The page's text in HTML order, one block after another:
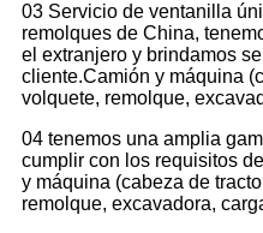
03 Servicio de ventanilla
remolques de China,
el extranjero y brindamos
cliente.Camión y máquina
volquete, remolque,
04 tenemos una amplia
cumplir con los requisitos
y máquina (cabeza de
remolque, excavadora,